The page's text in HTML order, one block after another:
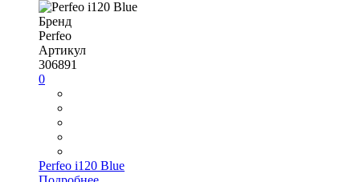
Бренд
Perfeo
Артикул
306891
0
Perfeo i120 Blue